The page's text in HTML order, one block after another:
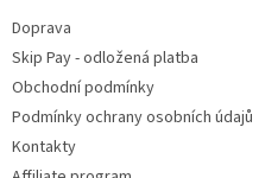
Doprava
Skip Pay - odložená platba
Obchodní podmínky
Podmínky ochrany osobních údajů
Kontakty